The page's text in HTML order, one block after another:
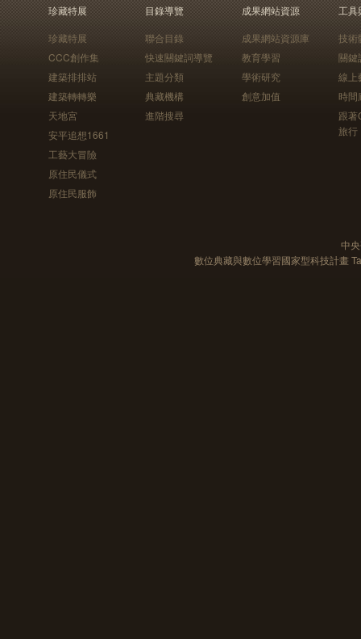
珍藏特展
珍藏特展
CCC創作集
建築排排站
建築轉轉樂
天地宮
安平追想1661
工藝大冒險
原住民儀式
原住民服飾
目錄導覽
聯合目錄
快速關鍵詞導覽
主題分類
典藏機構
進階搜尋
成果網站資源
成果網站資源庫
教育學習
學術研究
創意加值
工具
技術
關鍵
線上
時間
跟
旅行
中
數位典藏與數位學習國家型科技計畫